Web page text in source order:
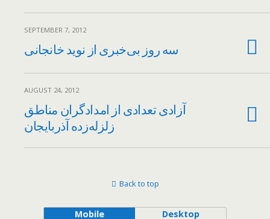
SEPTEMBER 7, 2012
سه روز بی‌خبری از نويد خانجانی
AUGUST 24, 2012
آزادی تعدادی از امدادگران مناطق
زلزله‌زده آذربایجان
Back to top
Mobile Desktop